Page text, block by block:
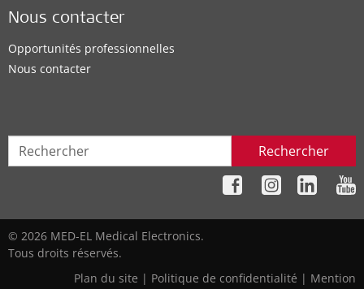
Nous contacter
Opportunités professionnelles
Nous contacter
Rechercher
© 2026 MED-EL Medical Electronics.
Tous droits réservés.
Plan du site | Politique de confidentialité | Mention